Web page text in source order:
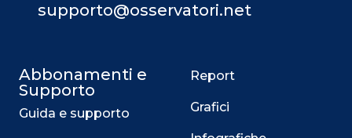
supporto@osservatori.net
Abbonamenti e
Supporto
Guida e supporto
Report
Grafici